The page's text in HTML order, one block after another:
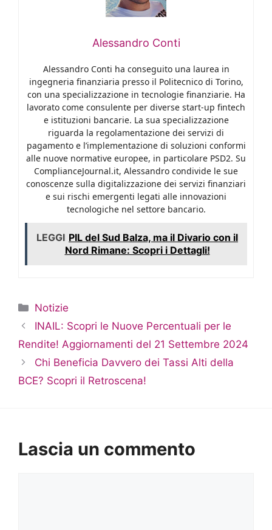
Alessandro Conti
Alessandro Conti ha conseguito una laurea in
ingegneria finanziaria presso il Politecnico di Torino,
con una specializzazione in tecnologie finanziarie. Ha
lavorato come consulente per diverse start-up fintech
e istituzioni bancarie. La sua specializzazione
riguarda la regolamentazione dei servizi di
pagamento e l’implementazione di soluzioni conformi
alle nuove normative europee, in particolare PSD2. Su
ComplianceJournal.it, Alessandro condivide le sue
conoscenze sulla digitalizzazione dei servizi finanziari
e sui rischi emergenti legati alle innovazioni
tecnologiche nel settore bancario.
LEGGI PIL del Sud Balza, ma il Divario con il
Nord Rimane: Scopri i Dettagli!
Categorie
Notizie
INAIL: Scopri le Nuove Percentuali per le
Rendite! Aggiornamenti del 21 Settembre 2024
Chi Beneficia Davvero dei Tassi Alti della
BCE? Scopri il Retroscena!
Lascia un commento